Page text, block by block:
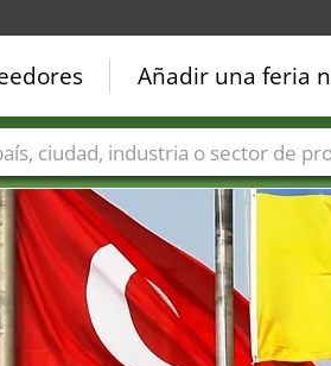
Añadir una feria
Sectores de ferias